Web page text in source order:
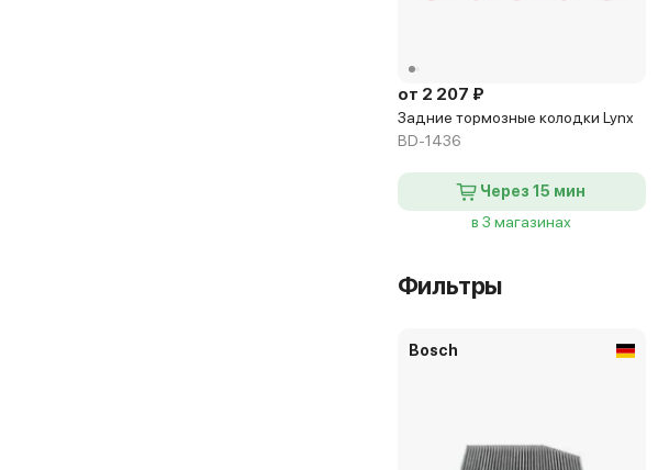
от 2 207 ₽
Задние тормозные колодки Lynx
BD-1436
Через 15 мин
в 3 магазинах
Фильтры
Bosch